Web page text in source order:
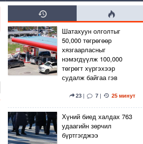
Шатахуун олголтыг
50,000 төгрөгөөр
хязгаарласныг
нэмэгдүүлж 100,000
төгрөгт хүргэхээр
судалж байгаа гэв
23 | 7 | 25 минут
Хүний биед халдах 763
удаагийн зөрчил
бүртгэгджээ